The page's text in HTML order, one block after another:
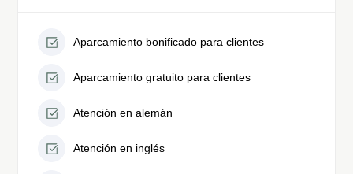
Aparcamiento bonificado para clientes
Aparcamiento gratuito para clientes
Atención en alemán
Atención en inglés